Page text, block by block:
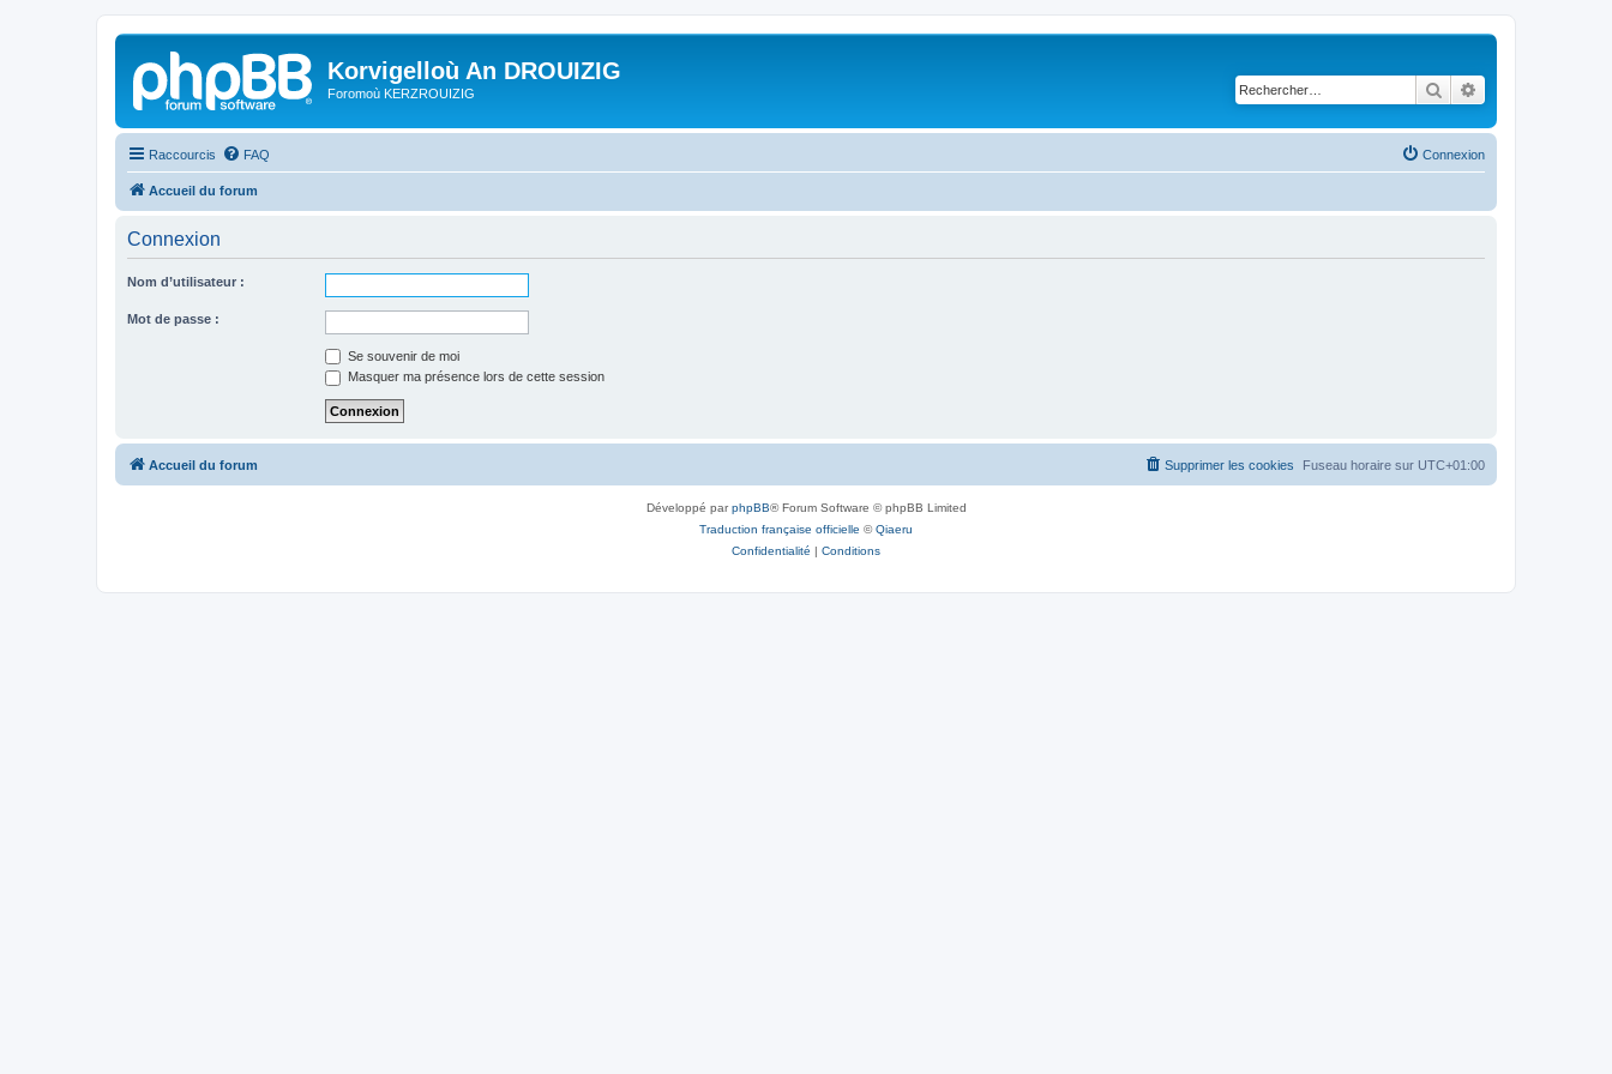
Korvigelloù An DROUIZIG
Foromoù KERZROUIZIG Rechercher
Raccourcis FAQ Connexion
Accueil du forum
Connexion
Nom d’utilisateur :
Mot de passe :
Se souvenir de moi
Masquer ma présence lors de cette session
Accueil du forum Fuseau horaire sur UTC+01:00
Supprimer les cookies
Développé parphpBB® Forum Software © phpBB Limited
Traduction française officielle ©Qiaeru
Confidentialité | Conditions